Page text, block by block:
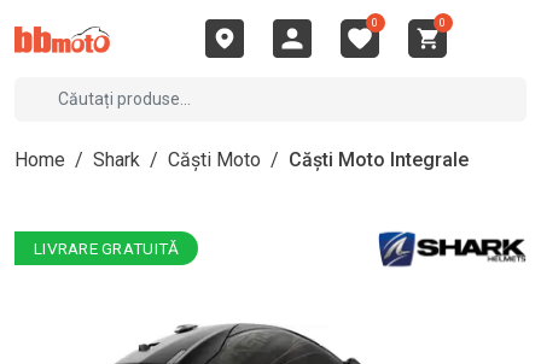
0 0
Home / Shark / Căști Moto / Căști Moto Integrale
LIVRARE GRATUITĂ